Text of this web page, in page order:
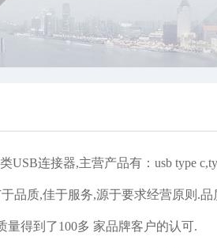
USB连接器,主营产品有：usb type
品质,佳于服务,源于要求经营原则.
量得到了100多 家品牌客户的认可.